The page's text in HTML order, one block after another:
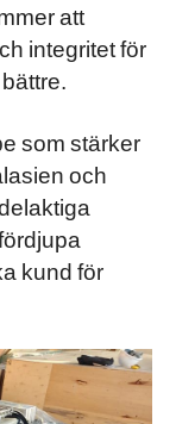
att
integritet för
som stärker
och
kund för